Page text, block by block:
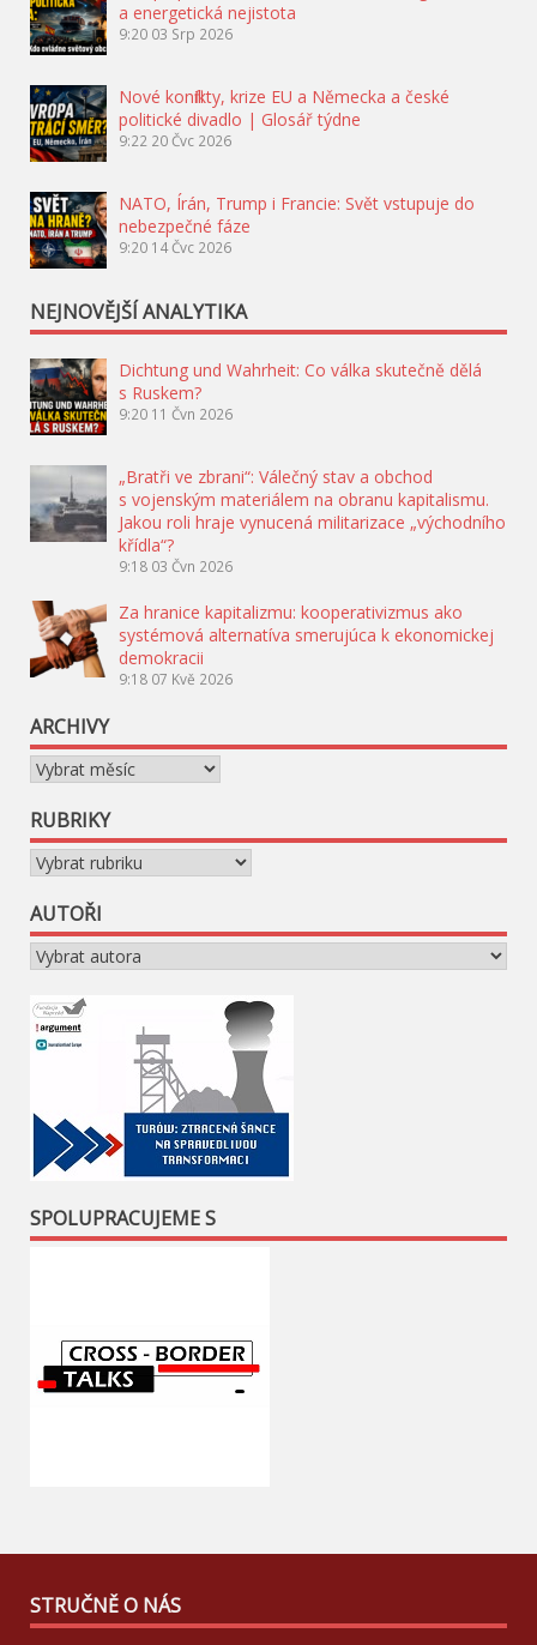
a energetická nejistota
9:20 03 Srp 2026
Nové konflikty, krize EU a Německa a české
politické divadlo | Glosář týdne
9:22 20 Čvc 2026
NATO, Írán, Trump i Francie: Svět vstupuje do
nebezpečné fáze
9:20 14 Čvc 2026
NEJNOVĚJŠÍ ANALYTIKA
Dichtung und Wahrheit: Co válka skutečně dělá
s Ruskem?
9:20 11 Čvn 2026
„Bratři ve zbrani“: Válečný stav a obchod
s vojenským materiálem na obranu kapitalismu.
Jakou roli hraje vynucená militarizace „východního
křídla“?
9:18 03 Čvn 2026
Za hranice kapitalizmu: kooperativizmus ako
systémová alternatíva smerujúca k ekonomickej
demokracii
9:18 07 Kvě 2026
ARCHIVY
Archivy
RUBRIKY
Rubriky
AUTOŘI
SPOLUPRACUJEME S
STRUČNĚ O NÁS